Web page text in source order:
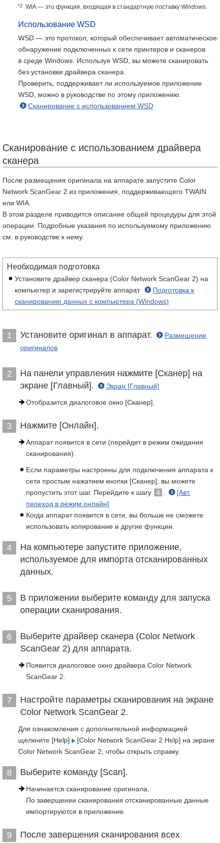
*2 WIA — это функция, входящая в стандартную поставку Windows.
Использование WSD
WSD — это протокол, который обеспечивает автоматическое
обнаружение подключенных к сети принтеров и сканеров
в среде Windows. Используя WSD, вы можете сканировать
без установки драйвера сканера.
Проверить, поддерживает ли используемое приложение
WSD, можно в руководстве по этому приложению.
Сканирование с использованием WSD
Сканирование с использованием драйвера
сканера
После размещения оригинала на аппарате запустите Color
Network ScanGear 2 из приложения, поддерживающего TWAIN
или WIA.
В этом разделе приводится описание общей процедуры для этой
операции. Подробные указания по используемому приложению
см. в руководстве к нему.
Необходимая подготовка
Установите драйвер сканера (Color Network ScanGear 2) на
компьютер и зарегистрируйте аппарат.
Подготовка к
сканированию данных с компьютера (Windows)
1 Установите оригинал в аппарат.
Размещение
оригиналов
2
На панели управления нажмите [Сканер] на
экране [Главный].
Экран [Главный]
Отобразится диалоговое окно [Сканер].
3 Нажмите [Онлайн].
Аппарат появится в сети (перейдет в режим ожидания
сканирования).
Если параметры настроены для подключения аппарата к
сети простым нажатием кнопки [Сканер], вы можете
пропустить этот шаг. Перейдите к шагу
4
[Авт.
переход в режим онлайн]
Когда аппарат появится в сети, вы больше не сможете
использовать копирование и другие функции.
4
На компьютере запустите приложение,
используемое для импорта отсканированных
данных.
5
В приложении выберите команду для запуска
операции сканирования.
6
Выберите драйвер сканера (Color Network
ScanGear 2) для аппарата.
Появится диалоговое окно драйвера Color Network
ScanGear 2.
7
Настройте параметры сканирования на экране
Color Network ScanGear 2.
Для ознакомления с дополнительной информацией
щелкните [Help]
[Color Network ScanGear 2 Help] на экране
Color Network ScanGear 2, чтобы открыть справку.
8 Выберите команду [Scan].
Начинается сканирование оригинала.
По завершении сканирования отсканированные данные
импортируются в приложение.
9
После завершения сканирования всех